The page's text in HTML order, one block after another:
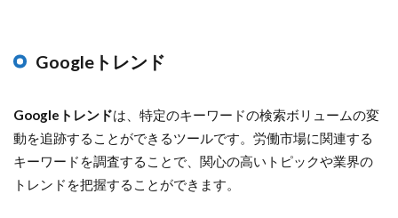
Googleトレンド
Googleトレンドは、特定のキーワードの検索ボリュームの変
動を追跡することができるツールです。労働市場に関連する
キーワードを調査することで、関心の高いトピックや業界の
トレンドを把握することができます。